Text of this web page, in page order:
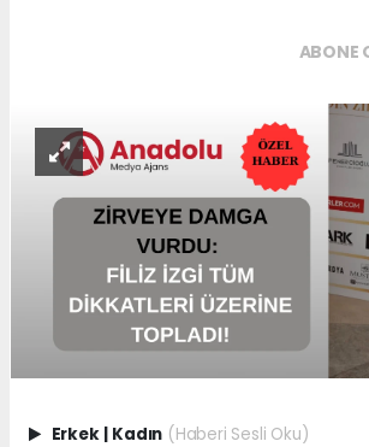
ABONE
Erkek | Kadın (Haberi Sesli Oku)